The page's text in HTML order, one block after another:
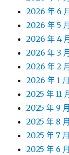
2026 年 6 月
2026 年 5 月
2026 年 4 月
2026 年 3 月
2026 年 2 月
2026 年 1 月
2025 年 11
2025 年 9 月
2025 年 8 月
2025 年 7 月
2025 年 6 月